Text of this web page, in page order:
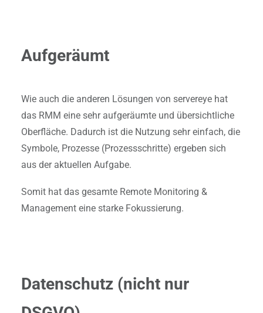
Aufgeräumt
Wie auch die anderen Lösungen von servereye hat
das RMM eine sehr aufgeräumte und übersichtliche
Oberfläche. Dadurch ist die Nutzung sehr einfach, die
Symbole, Prozesse (Prozessschritte) ergeben sich
aus der aktuellen Aufgabe.
Somit hat das gesamte Remote Monitoring &
Management eine starke Fokussierung.
Datenschutz (nicht nur